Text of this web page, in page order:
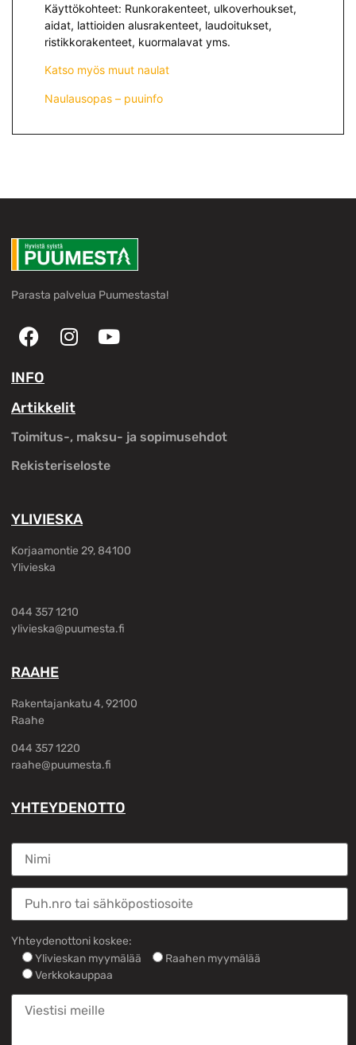
Käyttökohteet: Runkorakenteet, ulkoverhoukset,
aidat, lattioiden alusrakenteet, laudoitukset,
ristikkorakenteet, kuormalavat yms.
Katso myös muut naulat
Naulausopas – puuinfo
Parasta palvelua Puumestasta!
INFO
Artikkelit
Toimitus-, maksu- ja sopimusehdot
Rekisteriseloste
YLIVIESKA
Korjaamontie 29, 84100
Ylivieska
044 357 1210
ylivieska@puumesta.fi
RAAHE
Rakentajankatu 4, 92100
Raahe
044 357 1220
raahe@puumesta.fi
YHTEYDENOTTO
Yhteydenottoni koskee:
Ylivieskan myymälää
Raahen myymälää
Verkkokauppaa